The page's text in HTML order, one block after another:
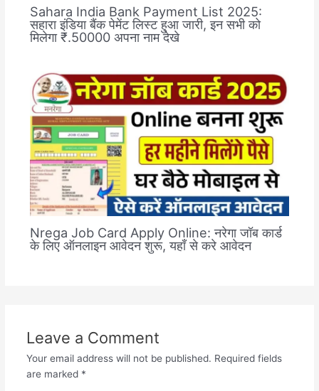
Sahara India Bank Payment List 2025:
सहारा इंडिया बैंक पेमेंट लिस्ट हुआ जारी, इन सभी को
मिलेगा ₹.50000 अपना नाम देखे
Nrega Job Card Apply Online: नरेगा जॉब कार्ड
के लिए ऑनलाइन आवेदन शुरू, यहाँ से करे आवेदन
Leave a Comment
Your email address will not be published. Required fields
are marked *